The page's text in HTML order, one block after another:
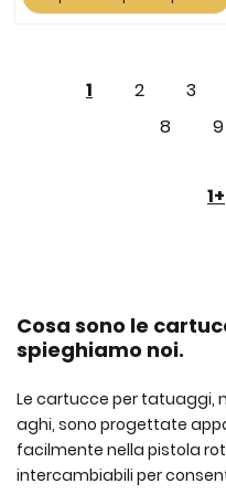
Attualmente
1 Pagina
2 3
Pagina
8 9
1+
Cosa sono le
spieghiamo noi.
Le cartucce per tatuaggi,
aghi, sono progettate
facilmente nella pistola
intercambiabili per